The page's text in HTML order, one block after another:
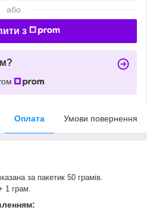
або
з
Оплата Умови повернення
за пакетик 50 грамів.
1 грам.